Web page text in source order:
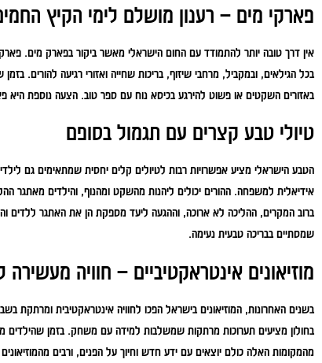
פארקי מים – רענון מושלם לימי הקיץ
אין דרך טובה יותר להתמודד עם החום הישראלי מאשר ביקור בפארק מים.
בכל הגילאים, ובמקביל, מרחבי שיזוף, בריכות שחייה ואזורי רגיעה להורים.
באזורים השקטים או פשוט להירגע בכיסא נוח עם ספר טוב. הצעה נוספת היא
טיולי טבע קצרים עם תגמול בסופם
הטבע הישראלי מציע אפשרויות רבות לטיולים קלים יחסית שמתאימים גם
אידיאלית למשפחה. ההורים יכולים ליהנות מהשקט ומהנוף, והילדים מאתגר
ברוב המקרים, ההליכה לא ארוכה, וההגעה ליעד מספקת הן את האתגר ללדים
שמסתיים בבריכה טבעית נעימה.
מוזיאונים אינטראקטיביים – חוויה מעשירה
בשנים האחרונות, המוזיאונים בישראל הפכו לחוויה אינטראקטיבית ומרתקת
בחולון מציעים תערוכות מרתקות שמשלבות למידה עם משחק. בזמן שהילדים
מהמקומות האלה כולם יוצאים עם ידע חדש וחיוך על הפנים, ורבים